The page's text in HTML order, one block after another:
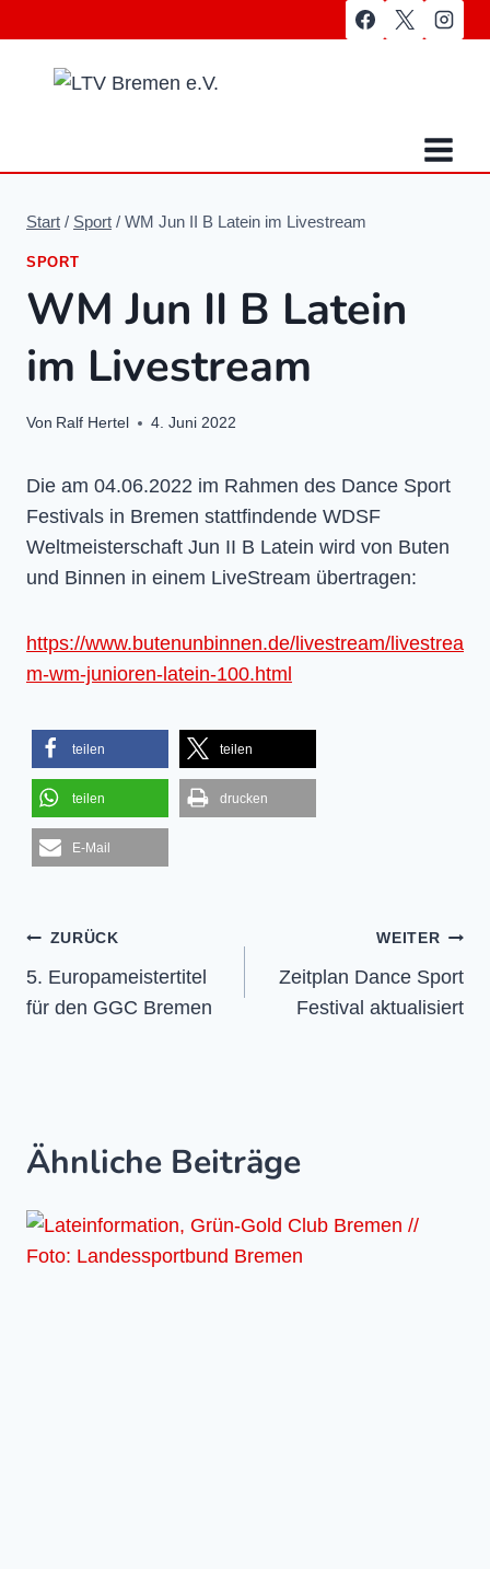
Inhalt
springen
Start / Sport / WM Jun II B Latein im Livestream
SPORT
WM Jun II B Latein
im Livestream
Von Ralf Hertel 4. Juni 2022
Die am 04.06.2022 im Rahmen des Dance Sport
Festivals in Bremen stattfindende WDSF
Weltmeisterschaft Jun II B Latein wird von Buten
und Binnen in einem LiveStream übertragen:
https://www.butenunbinnen.de/livestream/livestrea
m-wm-junioren-latein-100.html
teilen teilen
teilen drucken
E-Mail
Beitragsnavigation
ZURÜCK
5. Europameistertitel
für den GGC Bremen
WEITER
Zeitplan Dance Sport
Festival aktualisiert
Ähnliche Beiträge